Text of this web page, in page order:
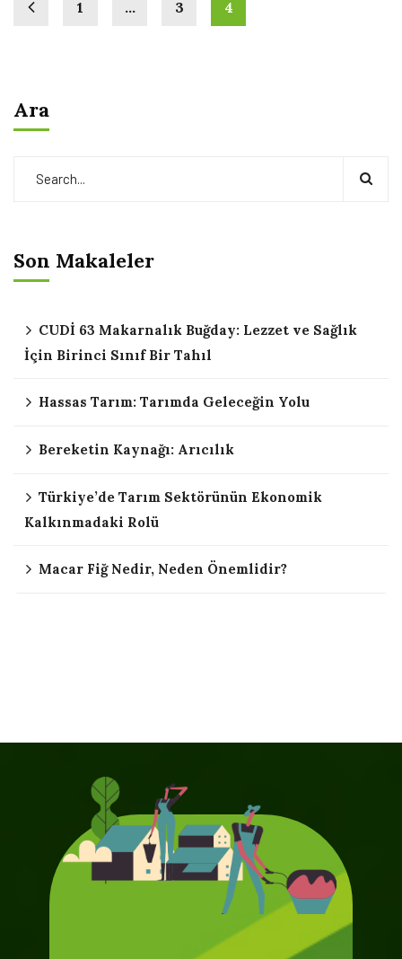
1 … 3 4
Ara
Son Makaleler
CUDİ 63 Makarnalık Buğday: Lezzet ve Sağlık
İçin Birinci Sınıf Bir Tahıl
Hassas Tarım: Tarımda Geleceğin Yolu
Bereketin Kaynağı: Arıcılık
Türkiye’de Tarım Sektörünün Ekonomik
Kalkınmadaki Rolü
Macar Fiğ Nedir, Neden Önemlidir?